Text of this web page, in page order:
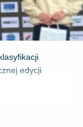
edycji